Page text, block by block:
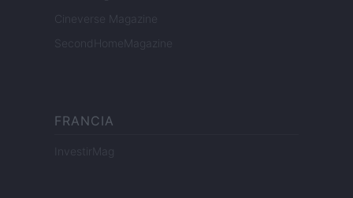
Cineverse Magazine
SecondHomeMagazine
FRANCIA
InvestirMag